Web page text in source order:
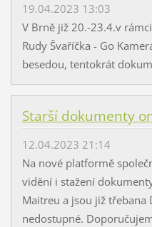
19.04.2023 13:03
V Brně již 20.-23.4.v
Rudy Švaříčka - Go
besedou, tentokrát
Starší dokumenty
12.04.2023 21:14
Na nové platformě
vidění i stažení
Maitreu a jsou již třebana
nedostupné.